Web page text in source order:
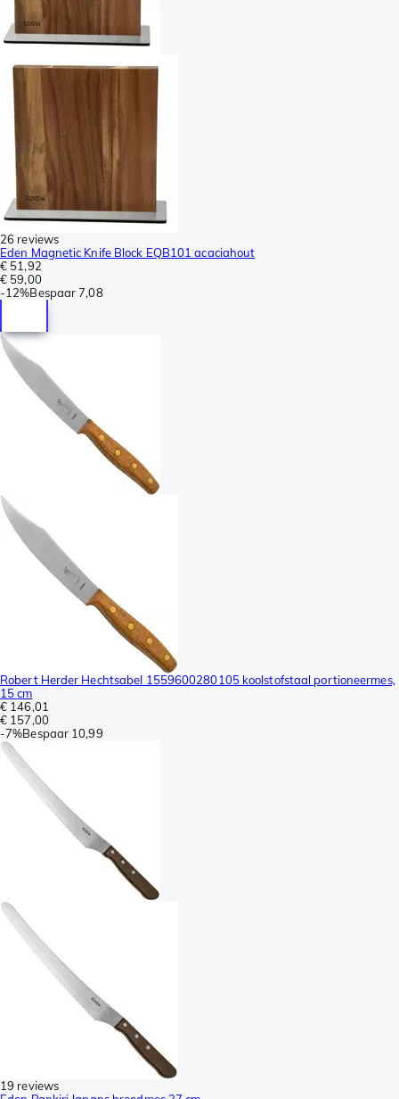
26 reviews
Eden Magnetic Knife Block EQB101 acaciahout
€ 51,92
€ 59,00
-12%Bespaar 7,08
Robert Herder Hechtsabel 1559600280105 koolstofstaal portioneermes,
15 cm
€ 146,01
€ 157,00
-7%Bespaar 10,99
19 reviews